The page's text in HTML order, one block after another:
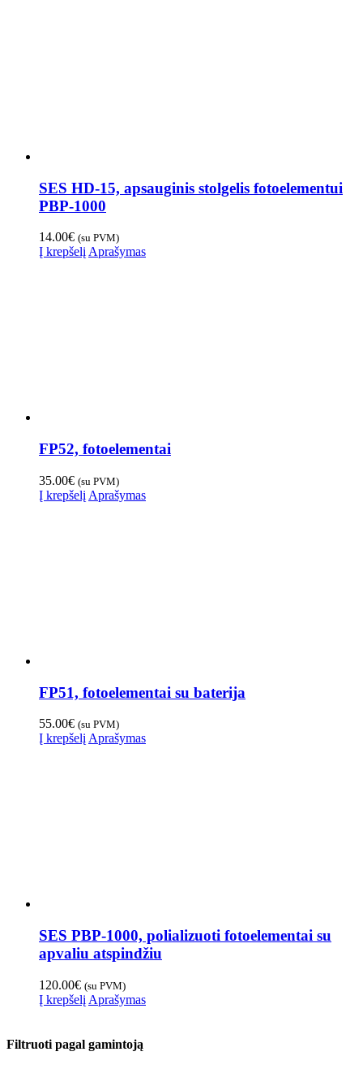
SES HD-15, apsauginis stolgelis fotoelementui
PBP-1000
14.00€ (su PVM)
Į krepšelįAprašymas
FP52, fotoelementai
35.00€ (su PVM)
Į krepšelį Aprašymas
FP51, fotoelementai su baterija
55.00€ (su PVM)
Į krepšelį Aprašymas
SES PBP-1000, polializuoti fotoelementai su
apvaliu atspindžiu
120.00€ (su PVM)
Į krepšelį Aprašymas
Filtruoti pagal gamintoją